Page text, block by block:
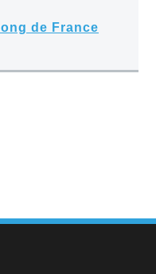
de France